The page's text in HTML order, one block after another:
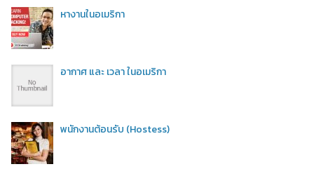
หางานในอเมริกา
อากาศ และ เวลา ในอเมริกา
พนักงานต้อนรับ (Hostess)